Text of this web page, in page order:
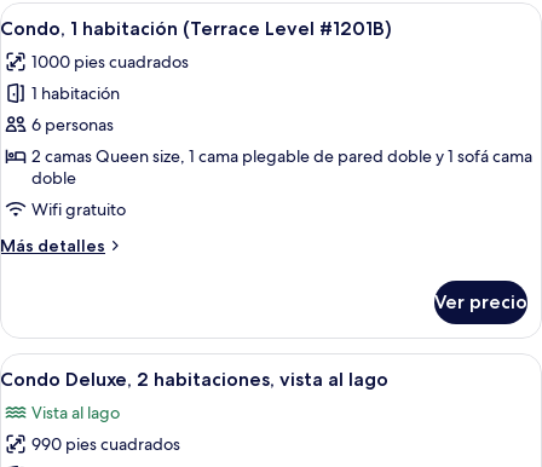
1105B
-
In
Level
1105B
Abrir
todas
las
fotos
de
Condo,
habitación
(Terrace
Un dormitorio con dos camas,
14
Condo, 1 habitación (Terrace Level #1201B)
1000 pies cuadrados
1 habitación
6 personas
2 camas Queen size, 1 cama plegable de pared doble y 1 sofá cama
doble
Wifi gratuito
Más detalles
Más
1
habitación
(Terrace
#1201B)
Ver precio
Abrir
todas
las
fotos
Un balcón con una mesa redonda y
2
Condo Deluxe, 2 habitaciones, vista al lago
Vista al lago
990 pies cuadrados